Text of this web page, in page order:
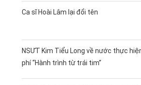
Ca sĩ Hoài Lâm lại đổi tên
NSƯT Kim Tiểu Long về nước thực
phí “Hành trình từ trái tim”